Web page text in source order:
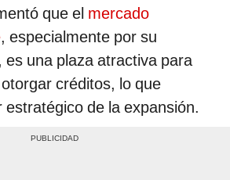
que el mercado
, especialmente por su
es una plaza atractiva para
créditos, lo que
estratégico de la expansión.